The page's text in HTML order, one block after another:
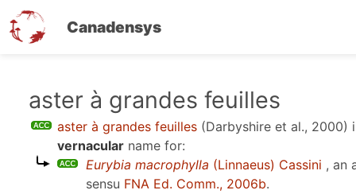
Canadensys
aster à grandes feuilles
aster à grandes feuilles (Darbyshire et al., 2000)
vernacular name for:
Eurybia macrophylla (Linnaeus) Cassini , an
sensu FNA Ed. Comm., 2006b.